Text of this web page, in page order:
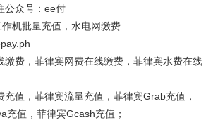
公众号：ee付
机批量充值，水电网缴费
缴费，菲律宾网费在线缴费，菲律宾水费在线
充值，菲律宾流量充值，菲律宾Grab充值，
充值，菲律宾Gcash充值；